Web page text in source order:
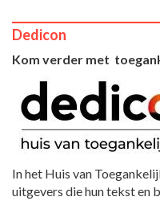
Dedicon
Kom verder met
In het Huis van
uitgevers die hun tekst en